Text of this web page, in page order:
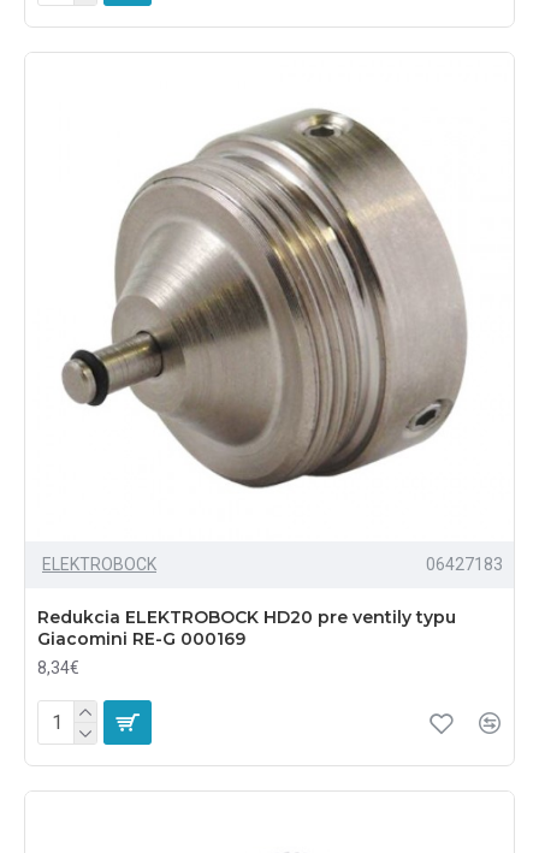
ELEKTROBOCK 06427183
Redukcia ELEKTROBOCK HD20 pre ventily typu
Giacomini RE-G 000169
8,34€